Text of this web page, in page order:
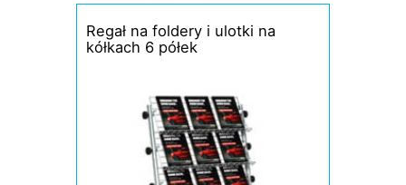
Regał na foldery i ulotki na
kółkach 6 półek